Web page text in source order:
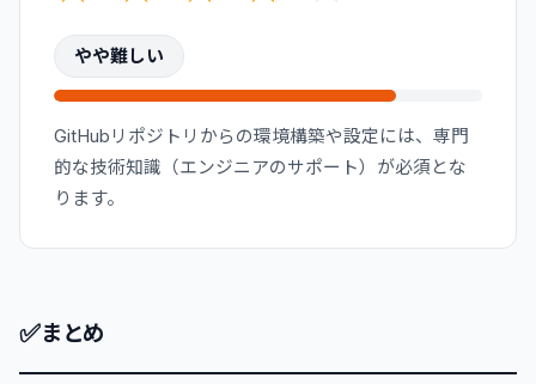
やや難しい
GitHubリポジトリからの環境構築や設定には、専門
的な技術知識（エンジニアのサポート）が必須とな
ります。
✅まとめ